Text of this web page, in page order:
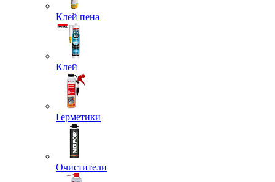
Клей пена
Клей
Герметики
Очистители